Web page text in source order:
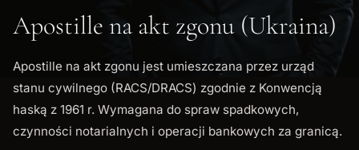
Apostille na akt zgonu (Ukraina)
Apostille na akt zgonu jest umieszczana przez urząd
stanu cywilnego (RACS/DRACS) zgodnie z Konwencją
haską z 1961 r. Wymagana do spraw spadkowych,
czynności notarialnych i operacji bankowych za granicą.